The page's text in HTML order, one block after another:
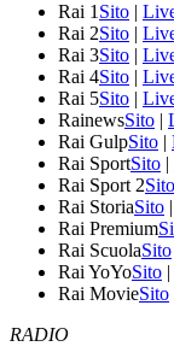
Rai 1 Sito |
Rai 2Sito |
Rai 3Sito |
Rai 4Sito |
Rai 5Sito |
RainewsSito |
Rai GulpSito |
Rai SportSito |
Rai Sport 2Sito
Rai StoriaSito |
Rai Premium
Rai ScuolaSito
Rai YoYoSito |
Rai MovieSito
RADIO